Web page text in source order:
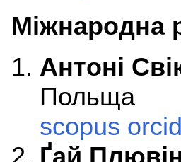
Міжнародна
Антоні
Польща
scopus
Ґай